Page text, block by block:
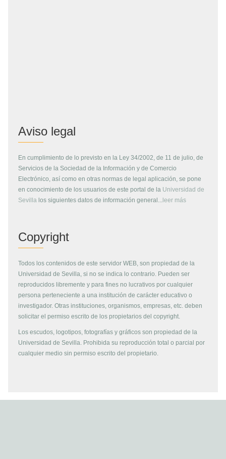
Aviso legal
En cumplimiento de lo previsto en la Ley 34/2002, de 11 de julio, de
Servicios de la Sociedad de la Información y de Comercio
Electrónico, así como en otras normas de legal aplicación, se pone
en conocimiento de los usuarios de este portal de la Universidad de
Sevilla los siguientes datos de información general...leer más
Copyright
Todos los contenidos de este servidor WEB, son propiedad de la
Universidad de Sevilla, si no se indica lo contrario. Pueden ser
reproducidos libremente y para fines no lucrativos por cualquier
persona perteneciente a una institución de carácter educativo o
investigador. Otras instituciones, organismos, empresas, etc. deben
solicitar el permiso escrito de los propietarios del copyright.
Los escudos, logotipos, fotografías y gráficos son propiedad de la
Universidad de Sevilla. Prohibida su reproducción total o parcial por
cualquier medio sin permiso escrito del propietario.